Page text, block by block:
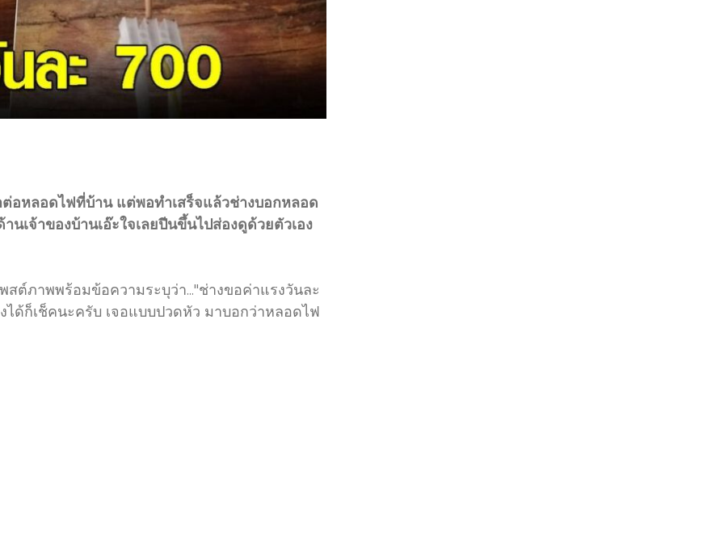
ลอดไฟที่บ้าน แต่พอทำเสร็จแล้วช่างบอกหลอด
เจ้าของบ้านเอ๊ะใจเลยปีนขึ้นไปส่องดูด้วยตัวเอง
าพพร้อมข้อความระบุว่า..."ช่างขอค่าแรงวันละ​
ได้ก็เช็คนะครับ​ เจอแบบปวดหัว​ มาบอกว่าหลอดไฟ